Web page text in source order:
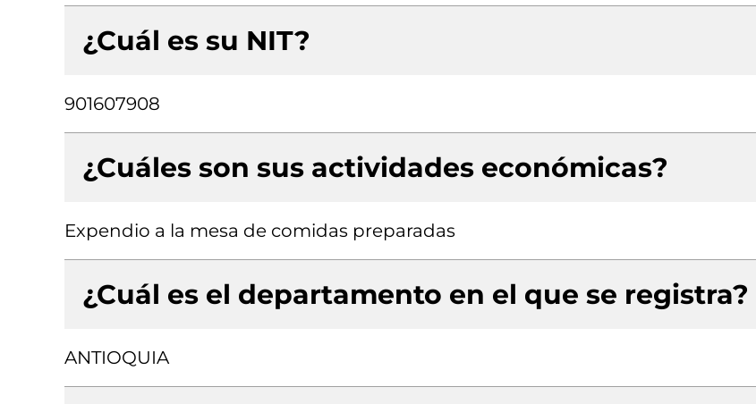
¿Cuál es su NIT?
901607908
¿Cuáles son sus actividades económicas?
Expendio a la mesa de comidas preparadas
¿Cuál es el departamento en el que se registra?
ANTIOQUIA